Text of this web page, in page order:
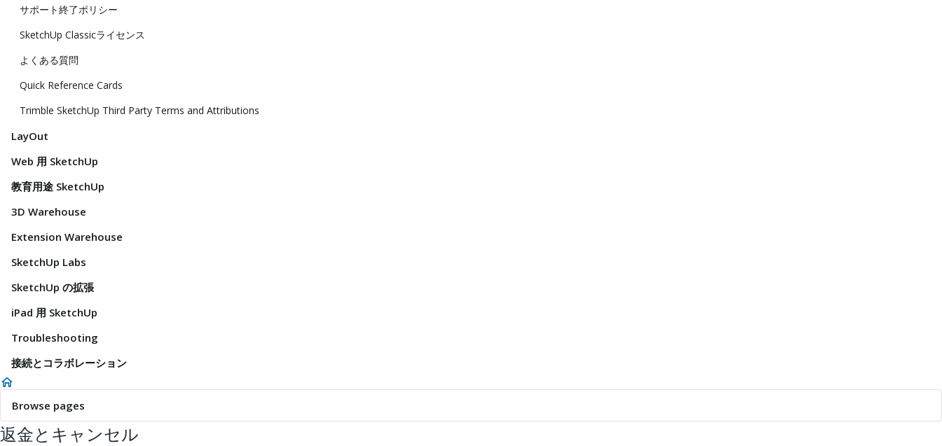
サポート終了ポリシー
SketchUp Classicライセンス
よくある質問
Quick Reference Cards
Trimble SketchUp Third Party Terms and Attributions
LayOut
Web 用 SketchUp
教育用途 SketchUp
3D Warehouse
Extension Warehouse
SketchUp Labs
SketchUp の拡張
iPad 用 SketchUp
Troubleshooting
接続とコラボレーション
Browse pages
返金とキャンセル